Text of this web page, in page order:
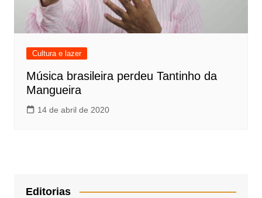
Cultura e lazer
Música brasileira perdeu Tantinho da
Mangueira
14 de abril de 2020
Editorias